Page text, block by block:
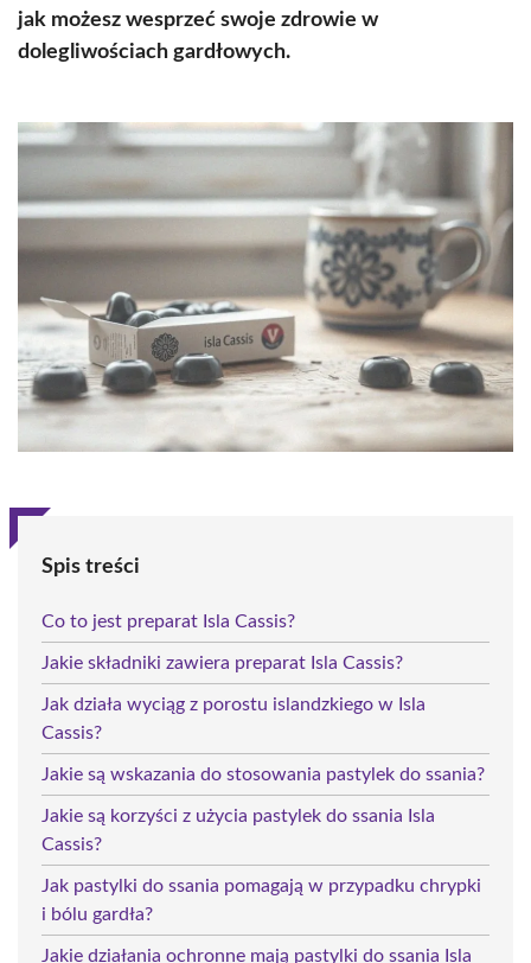
jak możesz wesprzeć swoje zdrowie w
dolegliwościach gardłowych.
Spis treści
Co to jest preparat Isla Cassis?
Jakie składniki zawiera preparat Isla Cassis?
Jak działa wyciąg z porostu islandzkiego w Isla
Cassis?
Jakie są wskazania do stosowania pastylek do ssania?
Jakie są korzyści z użycia pastylek do ssania Isla
Cassis?
Jak pastylki do ssania pomagają w przypadku chrypki
i bólu gardła?
Jakie działania ochronne mają pastylki do ssania Isla